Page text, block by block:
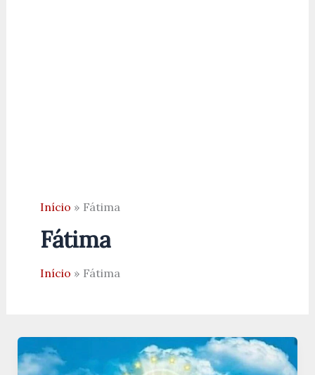
Início Fátima
Fátima
Início Fátima